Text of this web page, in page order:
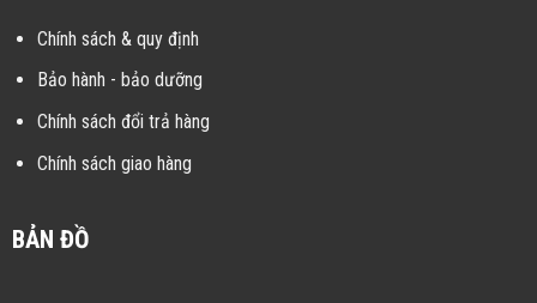
Chính sách & quy định
Bảo hành - bảo dưỡng
Chính sách đổi trả hàng
Chính sách giao hàng
BẢN ĐỒ